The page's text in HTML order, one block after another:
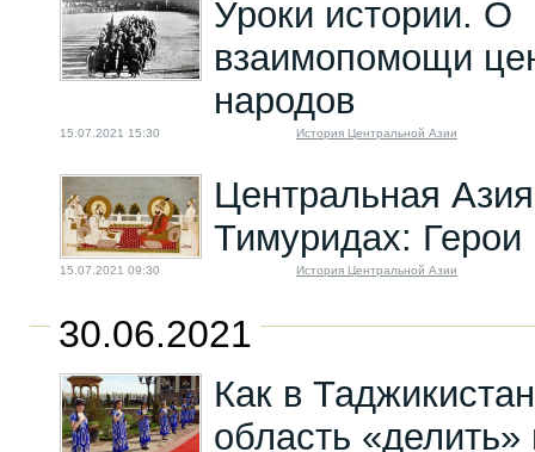
Уроки истории. О
взаимопомощи
народов
15.07.2021 15:30 История Центральной Азии
Центральная
Тимуридах:
15.07.2021 09:30 История Центральной Азии
30.06.2021
Как в
область «делить»